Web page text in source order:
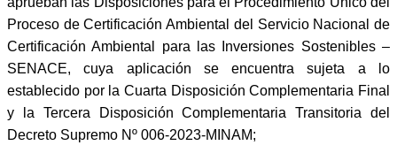
Proceso de Certificación Ambiental del Servicio Nacional de
Certificación Ambiental para las Inversiones Sostenibles –
SENACE, cuya aplicación se encuentra sujeta a lo
establecido por la Cuarta Disposición Complementaria Final
y la Tercera Disposición Complementaria Transitoria del
Decreto Supremo Nº 006-2023-MINAM;